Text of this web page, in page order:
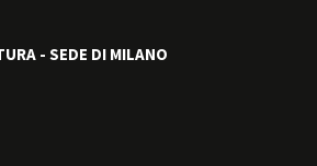
- SEDE DI MILANO